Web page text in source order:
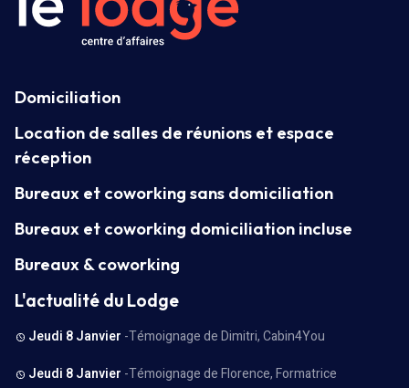
Domiciliation
Location de salles de réunions et espace
réception
Bureaux et coworking sans domiciliation
Bureaux et coworking domiciliation incluse
Bureaux & coworking
L'actualité du Lodge
Jeudi 8 Janvier -Témoignage de Dimitri, Cabin4You
Jeudi 8 Janvier -Témoignage de Florence, Formatrice